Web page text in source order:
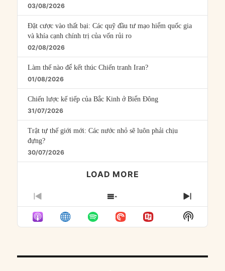
03/08/2026
Đặt cược vào thất bại: Các quỹ đầu tư mạo hiểm quốc gia
và khía cạnh chính trị của vốn rủi ro
02/08/2026
Làm thế nào để kết thúc Chiến tranh Iran?
01/08/2026
Chiến lược kế tiếp của Bắc Kinh ở Biển Đông
31/07/2026
Trật tự thế giới mới: Các nước nhỏ sẽ luôn phải chịu
đựng?
30/07/2026
LOAD MORE
PREVIOUS
EPISODE
SHOW
EPISODES
LIST
NEXT
Show
Podcast